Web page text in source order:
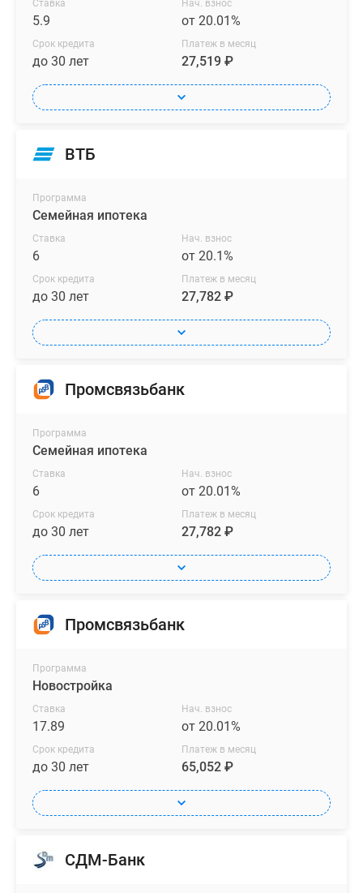
Ставка
5.9
Нач. взнос
от 20.01%
Срок кредита
до 30 лет
Платеж в месяц
27,519 ₽
ВТБ
Программа
Семейная ипотека
Ставка
6
Нач. взнос
от 20.1%
Срок кредита
до 30 лет
Платеж в месяц
27,782 ₽
Промсвязьбанк
Программа
Семейная ипотека
Ставка
6
Нач. взнос
от 20.01%
Срок кредита
до 30 лет
Платеж в месяц
27,782 ₽
Промсвязьбанк
Программа
Новостройка
Ставка
17.89
Нач. взнос
от 20.01%
Срок кредита
до 30 лет
Платеж в месяц
65,052 ₽
СДМ-Банк